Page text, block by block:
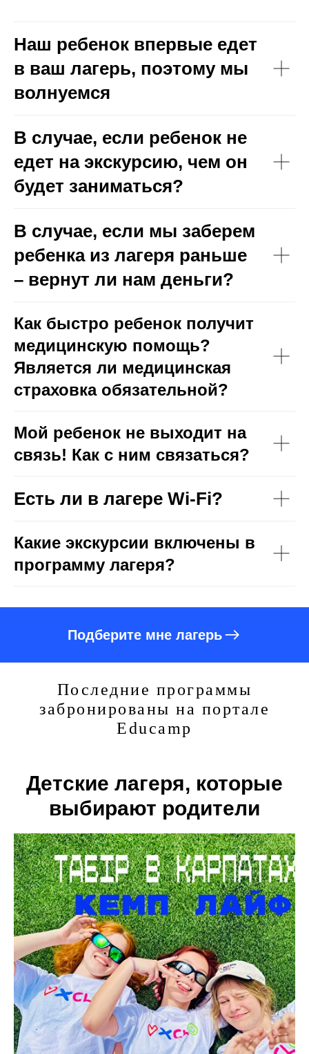
Наш ребенок впервые едет
в ваш лагерь, поэтому мы
волнуемся
В случае, если ребенок не
едет на экскурсию, чем он
будет заниматься?
В случае, если мы заберем
ребенка из лагеря раньше
– вернут ли нам деньги?
Как быстро ребенок получит
медицинскую помощь?
Является ли медицинская
страховка обязательной?
Мой ребенок не выходит на
связь! Как с ним связаться?
Есть ли в лагере Wi-Fi?
Какие экскурсии включены в
программу лагеря?
Подберите мне лагерь
Последние программы
забронированы на портале
Educamp
Детские лагеря, которые
выбирают родители